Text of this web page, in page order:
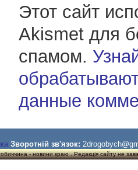
Этот сайт
Akismet для
спамом.
данные
Зворотній зв'язок:
- новини краю . Редакція сайту не